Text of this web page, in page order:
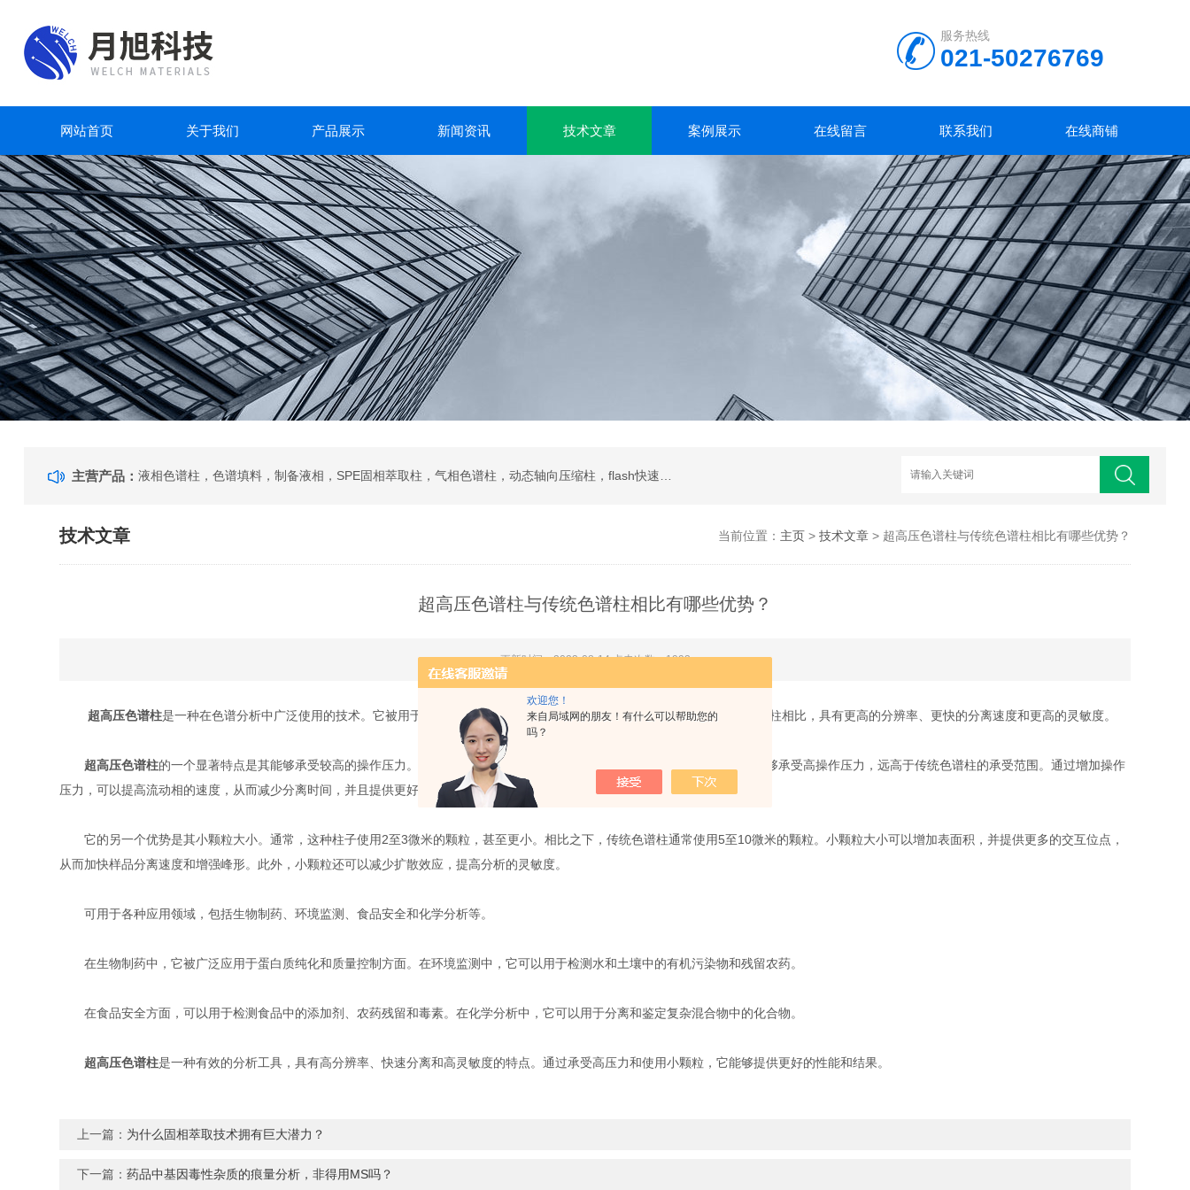
欢迎您！
来自局域网的朋友！有什么可以帮助您的
吗？
服务热线
021-50276769
网站首页 关于我们 产品展示 新闻资讯 技术文章 案例展示 在线留言 联系我们 在线商铺
主营产品：
技术文章 当前位置： 主页> 技术文章> 超高压色谱柱与传统色谱柱相比有哪些优势？
超高压色谱柱与传统色谱柱相比有哪些优势？
更新时间：2023-08-14 点击次数：1993
超高压色谱柱是一种在色谱分析中广泛使用的技术。它被用于分离、纯化和定量分析样品中的化合物。与传统的高效液相色谱柱相比，具有更高的分辨率、更快的分离速度和更高的灵敏度。
超高压色谱柱的一个显著特点是其能够承受较高的操作压力。这种柱子通常由高强度材料制成，如不锈钢或陶瓷。这使得它能够承受高操作压力，远高于传统色谱柱的承受范围。通过增加操作
压力，可以提高流动相的速度，从而减少分离时间，并且提供更好的峰形和分辨率。
它的另一个优势是其小颗粒大小。通常，这种柱子使用2至3微米的颗粒，甚至更小。相比之下，传统色谱柱通常使用5至10微米的颗粒。小颗粒大小可以增加表面积，并提供更多的交互位点，
从而加快样品分离速度和增强峰形。此外，小颗粒还可以减少扩散效应，提高分析的灵敏度。
可用于各种应用领域，包括生物制药、环境监测、食品安全和化学分析等。
在生物制药中，它被广泛应用于蛋白质纯化和质量控制方面。在环境监测中，它可以用于检测水和土壤中的有机污染物和残留农药。
在食品安全方面，可以用于检测食品中的添加剂、农药残留和毒素。在化学分析中，它可以用于分离和鉴定复杂混合物中的化合物。
超高压色谱柱是一种有效的分析工具，具有高分辨率、快速分离和高灵敏度的特点。通过承受高压力和使用小颗粒，它能够提供更好的性能和结果。
上一篇： 为什么固相萃取技术拥有巨大潜力？
下一篇：药品中基因毒性杂质的痕量分析，非得用MS吗？